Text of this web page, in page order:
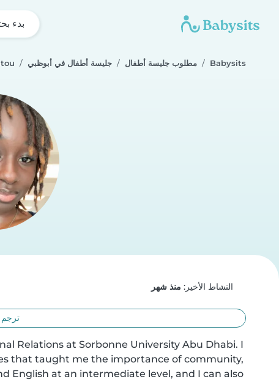
بدء
Babysits مطلوب جليسة أطفال جليسة أطفال في أبوظبي
النشاط الأخير: منذ شهر
Relations at Sorbonne University Abu Dhabi. I
that taught me the importance of community,
English at an intermediate level, and I can also